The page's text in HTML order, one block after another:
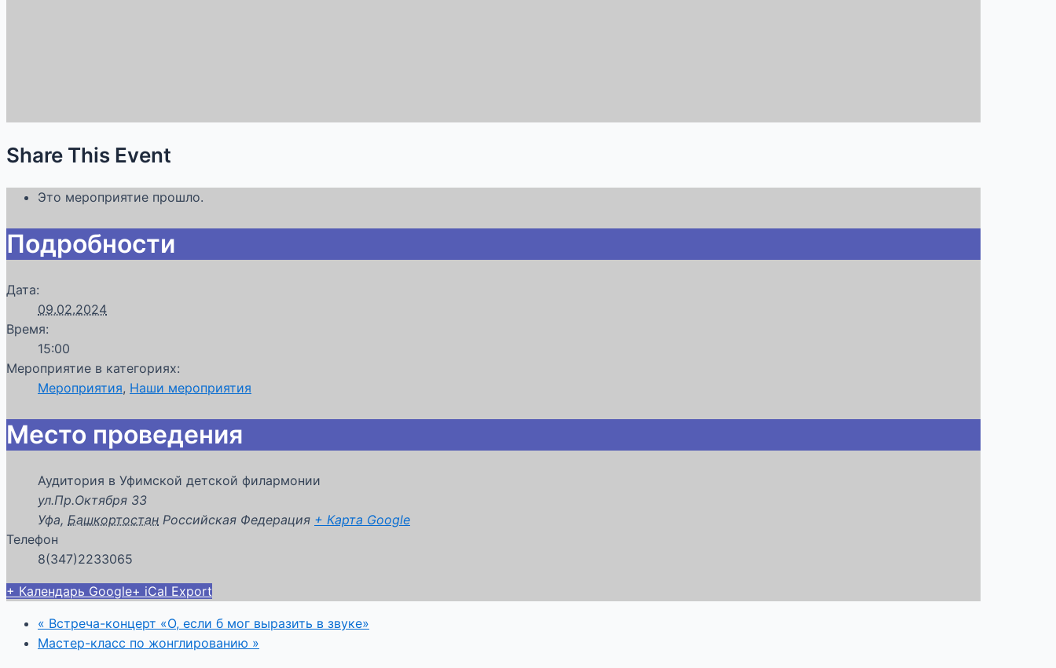
Share This Event
Это мероприятие прошло.
Подробности
Дата:
09.02.2024
Время:
15:00
Мероприятие в категориях:
Мероприятия, Наши мероприятия
Место проведения
Аудитория в Уфимской детской филармонии
ул.Пр.Октября 33
Уфа, Башкортостан Российская Федерация + Карта Google
Телефон
8(347)2233065
+ Календарь Google+ iCal Export
« Встреча-концерт «О, если б мог выразить в звуке»
Мастер-класс по жонглированию »